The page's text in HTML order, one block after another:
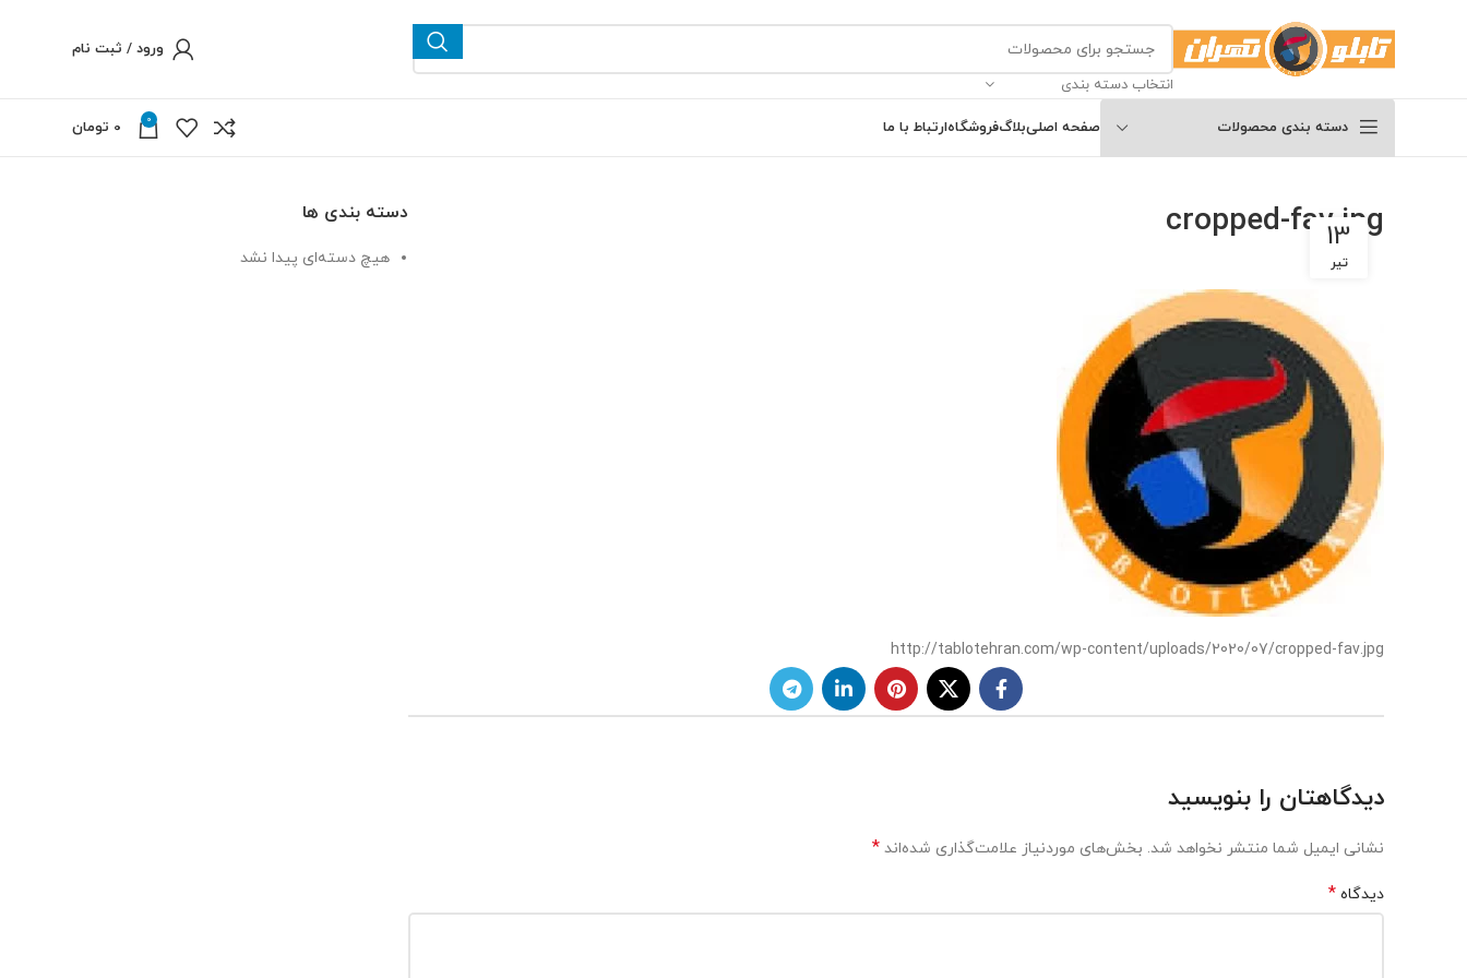
انتخاب دسته بندی
ورود / ثبت نام
دسته بندی محصولات صفحه اصلیبلاگفروشگاهارتباط با ما 0
0 تومان
cropped-fav.jpg
13
تیر
http://tablotehran.com/wp-content/uploads/2020/07/cropped-fav.jpg
دیدگاهتان را بنویسید
نشانی ایمیل شما منتشر نخواهد شد. بخش‌های موردنیاز علامت‌گذاری شده‌اند *
دیدگاه *
دسته بندی ها
هیچ دسته‌ای پیدا نشد